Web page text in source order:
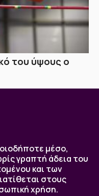
του ύψους ο
μέσο,
γραπτή άδεια του
και των
στους
χρήση.